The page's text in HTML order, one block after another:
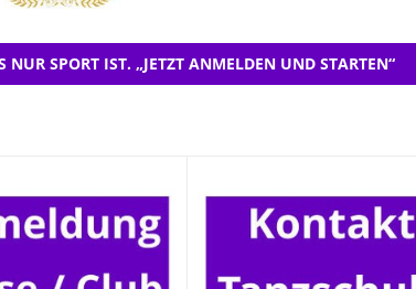
SPORT IST. „JETZT ANMELDEN UND STARTEN“